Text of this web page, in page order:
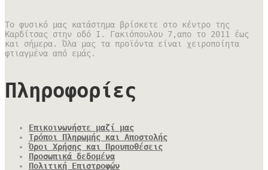
Το φυσικό μας κατάστημα βρίσκετε στο κέντρο της
Καρδίτσας στην οδό Ι. Γακιόπουλου 7,απο το 2011 έως
και σήμερα. Όλα μας τα προϊόντα είναι χειροποίητα
φτιαγμένα από εμάς.
Πληροφορίες
Επικοινωνήστε μαζί μας
Τρόποι Πληρωμής και Αποστολής
Όροι Χρήσης και Προυποθέσεις
Προσωπικά δεδομένα
Πολιτική Επιστροφών